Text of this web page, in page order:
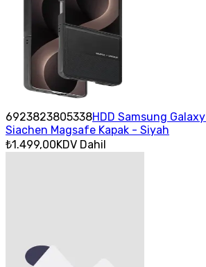
6923823805338HDD Samsung
Siachen Magsafe Kapak - Siyah
₺1.499,00KDV Dahil